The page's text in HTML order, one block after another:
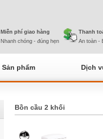
Miễn phí giao hàng
Nhanh chóng - đúng hẹn
Thanh
An toàn -
Sản phẩm Dịch
Bồn cầu 2 khối